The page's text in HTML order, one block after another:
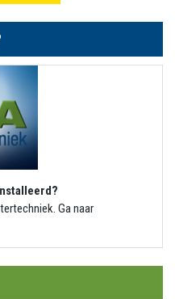
Ga naar